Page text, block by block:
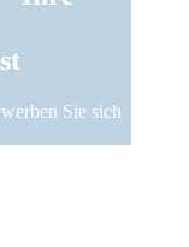
Sie sich